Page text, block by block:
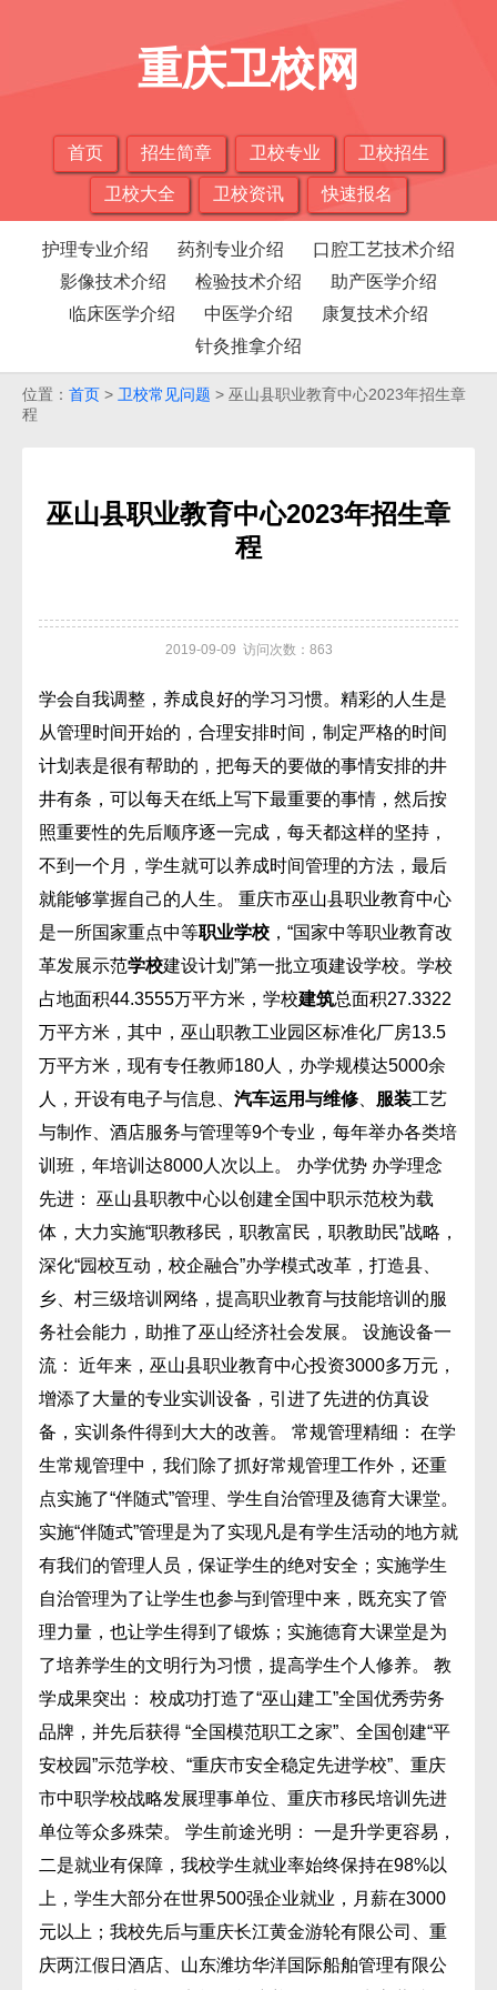
重庆卫校网
首页 招生简章 卫校专业 卫校招生
卫校大全 卫校资讯 快速报名
护理专业介绍 药剂专业介绍
口腔工艺技术介绍
影像技术介绍
检验技术介绍
助产医学介绍
临床医学介绍
中医学介绍
康复技术介绍
针灸推拿介绍
位置： 首页 > 卫校常见问题 > 巫山县职业教育中心2023年招生章
程
巫山县职业教育中心2023年招生章
程
2019-09-09 访问次数：863
学会自我调整，养成良好的学习习惯。精彩的人生是
从管理时间开始的，合理安排时间，制定严格的时间
计划表是很有帮助的，把每天的要做的事情安排的井
井有条，可以每天在纸上写下最重要的事情，然后按
照重要性的先后顺序逐一完成，每天都这样的坚持，
不到一个月，学生就可以养成时间管理的方法，最后
就能够掌握自己的人生。 重庆市巫山县职业教育中心
是一所国家重点中等职业学校 ，“国家中等职业教育改
革发展示范学校建设计划”第一批立项建设学校。学校
占地面积44.3555万平方米，学校建筑总面积27.3322
万平方米，其中，巫山职教工业园区标准化厂房13.5
万平方米，现有专任教师180人，办学规模达5000余
人，开设有电子与信息、 汽车运用与维修 服装工艺
与制作、酒店服务与管理等9个专业，每年举办各类培
训班，年培训达8000人次以上。 办学优势 办学理念
先进： 巫山县职教中心以创建全国中职示范校为载
体，大力实施“职教移民，职教富民，职教助民”战略，
深化“园校互动，校企融合”办学模式改革，打造县、
乡、村三级培训网络，提高职业教育与技能培训的服
务社会能力，助推了巫山经济社会发展。 设施设备一
流： 近年来，巫山县职业教育中心投资3000多万元，
增添了大量的专业实训设备，引进了先进的仿真设
备，实训条件得到大大的改善。 常规管理精细： 在学
生常规管理中，我们除了抓好常规管理工作外，还重
点实施了“伴随式”管理、学生自治管理及德育大课堂。
实施“伴随式”管理是为了实现凡是有学生活动的地方就
有我们的管理人员，保证学生的绝对安全；实施学生
自治管理为了让学生也参与到管理中来，既充实了管
理力量，也让学生得到了锻炼；实施德育大课堂是为
了培养学生的文明行为习惯，提高学生个人修养。 教
学成果突出： 校成功打造了“巫山建工”全国优秀劳务
品牌，并先后获得 “全国模范职工之家”、全国创建“平
安校园”示范学校、“重庆市安全稳定先进学校”、重庆
市中职学校战略发展理事单位、重庆市移民培训先进
单位等众多殊荣。 学生前途光明： 一是升学更容易，
二是就业有保障，我校学生就业率始终保持在98%以
上，学生大部分在世界500强企业就业，月薪在3000
元以上；我校先后与重庆长江黄金游轮有限公司、重
庆两江假日酒店、山东潍坊华洋国际船舶管理有限公